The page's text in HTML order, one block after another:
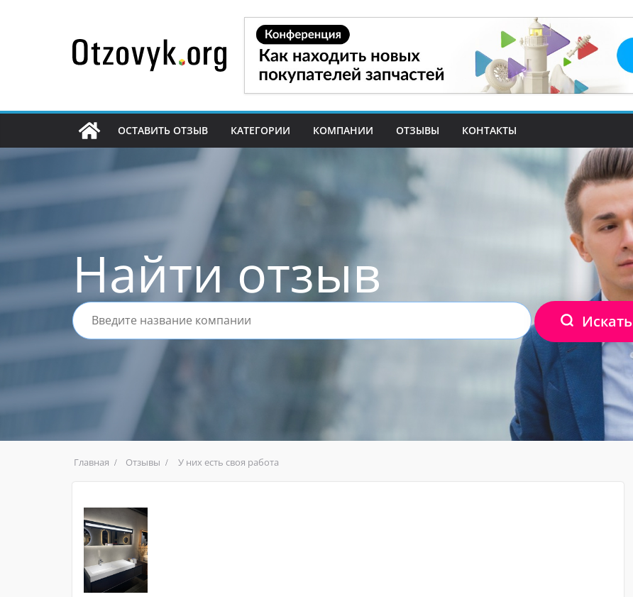
содержимому
ОСТАВИТЬ ОТЗЫВ КАТЕГОРИИ КОМПАНИИ ОТЗЫВЫ КОНТАКТЫ
Найти отзыв
Искать
Главная Отзывы У них есть своя работа